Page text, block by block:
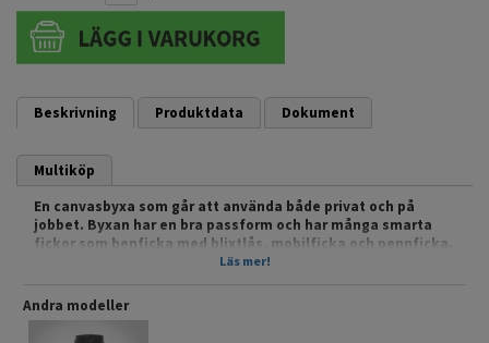
Beskrivning Produktdata Dokument
Multiköp
En canvasbyxa som går att använda både privat och på
jobbet. Byxan har en bra passform och har många smarta
fickor som benficka med blixtlås, mobilficka och pennficka.
En modern funktionsbyxa i ett snyggt snitt!
Mer om produkten finns på Texstar.se
Läs mer!
Andra modeller